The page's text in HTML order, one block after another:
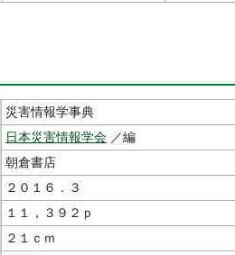
災害情報学事典
日本災害情報学会 ／編
朝倉書店
２０１６．３
１１，３９２ｐ
２１ｃｍ